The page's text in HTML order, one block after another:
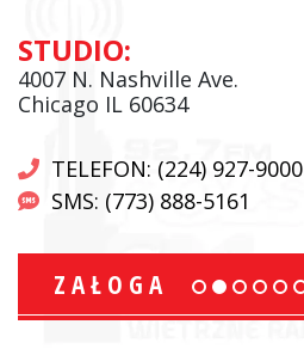
STUDIO:
4007 N. Nashville Ave.
Chicago IL 60634
TELEFON: (224) 927-9000
SMS: (773) 888-5161
ZAŁOGA